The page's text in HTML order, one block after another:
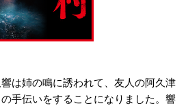
は姉の鳴に誘われて、友人の阿久津
手伝いをすることになりました。響